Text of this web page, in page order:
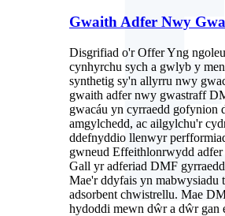
Gwaith Adfer Nwy
Disgrifiad o'r Offer Yng
cynhyrchu sych a gwlyb y
synthetig sy'n allyrru nwy
gwaith adfer nwy gwastraff
gwacáu yn cyrraedd gofynion
amgylchedd, ac ailgylchu'r
ddefnyddio llenwyr
gwneud Effeithlonrwydd
Gall yr adferiad DMF
Mae'r ddyfais yn mabwysiadu
adsorbent chwistrellu. Mae
hydoddi mewn dŵr a dŵr gan